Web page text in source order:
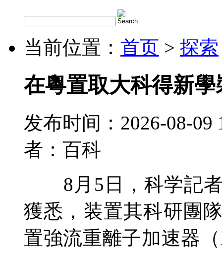
当前位置： 首页 > 探索
在粵置取大科得新學
发布时间：2026-08-09
者：百科
8月5日，科学記者
獲悉，装置其科研團
置強流重離子加速器